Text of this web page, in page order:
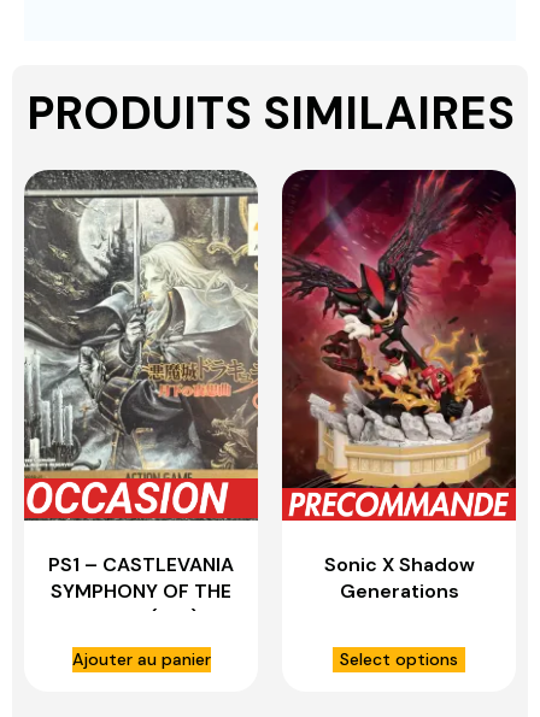
PRODUITS SIMILAIRES
PS1 – CASTLEVANIA
SYMPHONY OF THE
NIGHT (Jap)
Ajouter au panier
Sonic X Shadow
Generations
Evolved FIRST 4
FIGURES
Select options